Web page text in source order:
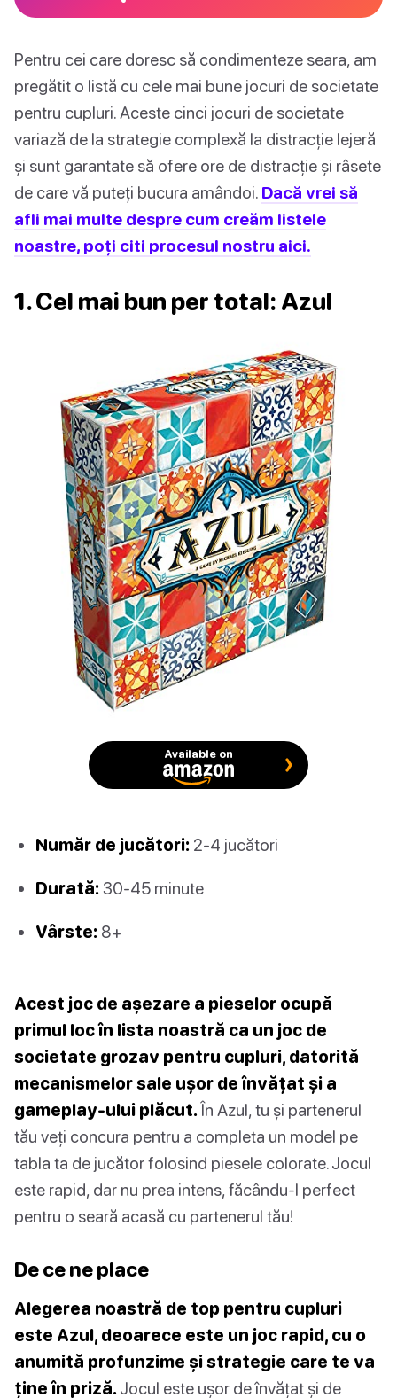
Pentru cei care doresc să condimenteze seara, am
pregătit o listă cu cele mai bune jocuri de societate
pentru cupluri. Aceste cinci jocuri de societate
variază de la strategie complexă la distracție lejeră
și sunt garantate să ofere ore de distracție și râsete
de care vă puteți bucura amândoi. Dacă vrei să
afli mai multe despre cum creăm listele
noastre, poți citi procesul nostru aici.
1. Cel mai bun per total: Azul
Available on
Număr de jucători: 2-4 jucători
Durată: 30-45 minute
Vârste: 8+
Acest joc de așezare a pieselor ocupă
primul loc în lista noastră ca un joc de
societate grozav pentru cupluri, datorită
mecanismelor sale ușor de învățat și a
gameplay-ului plăcut.În Azul, tu și partenerul
tău veți concura pentru a completa un model pe
tabla ta de jucător folosind piesele colorate. Jocul
este rapid, dar nu prea intens, făcându-l perfect
pentru o seară acasă cu partenerul tău!
De ce ne place
Alegerea noastră de top pentru cupluri
este Azul, deoarece este un joc rapid, cu o
anumită profunzime și strategie care te va
ține în priză. Jocul este ușor de învățat și de